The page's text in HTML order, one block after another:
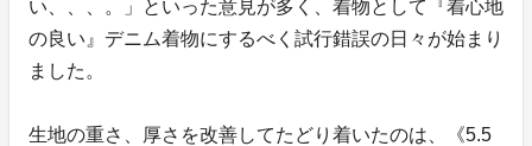
い、、、。」といった意見が多く、着物として『着心地
の良い』デニム着物にするべく試行錯誤の日々が始まり
ました。
生地の重さ、厚さを改善してたどり着いたのは、《5.5